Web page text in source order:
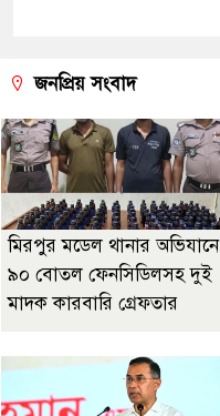
জনপ্রিয় সংবাদ
মিরপুর মডেল থানার অভিযানে
৯০ বোতল ফেনসিডিলসহ দুই
মাদক কারবারি গ্রেফতার